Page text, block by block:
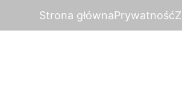
Strona głównaPrywatność